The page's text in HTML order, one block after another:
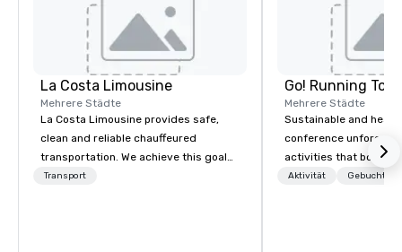
La Costa Limousine
Mehrere Städte
La Costa Limousine provides safe,
clean and reliable chauffeured
transportation. We achieve this goal
with highly trained chauffeurs, the
Transport
Go! Running
Mehrere Städte
Sustainable and
conference
activities that boost
lower carbon
Aktivität Gebuchte